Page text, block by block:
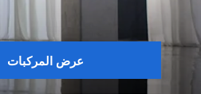
عرض المركبات